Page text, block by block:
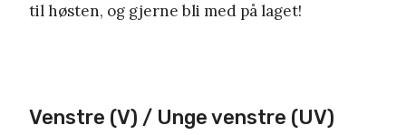
til høsten, og gjerne bli med på laget!
Venstre (V) / Unge venstre (UV)